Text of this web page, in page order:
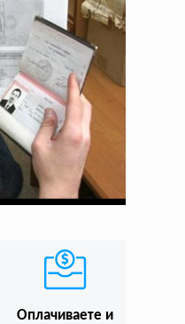
Оплачиваете и